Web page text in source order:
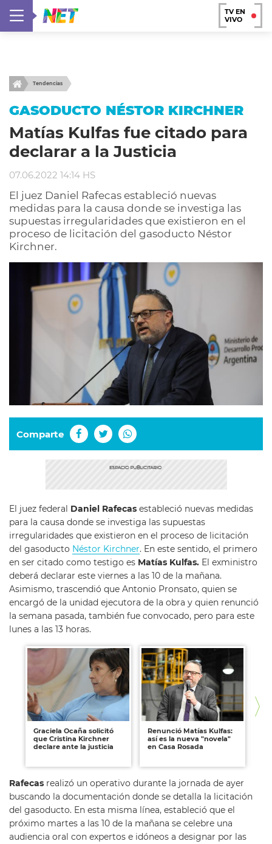
TV EN
VIVO
Tendencias
GASODUCTO NÉSTOR KIRCHNER
Matías Kulfas fue citado para
declarar a la Justicia
07.06.2022 14:14 HS
El juez Daniel Rafecas estableció nuevas
medidas para la causa donde se investiga las
supuestas irregularidades que existieron en el
proceso de licitación del gasoducto Néstor
Kirchner.
Comparte
El juez federal Daniel Rafecas estableció nuevas medidas
para la causa donde se investiga las supuestas
irregularidades que existieron en el proceso de licitación
del gasoducto Néstor Kirchner. En este sentido, el primero
en ser citado como testigo es Matías Kulfas. El exministro
deberá declarar este viernes a las 10 de la mañana.
Asimismo, trascendió que Antonio Pronsato, quien se
encargó de la unidad ejecutora de la obra y quien renunció
la semana pasada, también fue convocado, pero para este
lunes a las 13 horas.
Graciela Ocaña solicitó
que Cristina Kirchner
declare ante la justicia
Renunció Matías Kulfas:
así es la nueva "novela"
en Casa Rosada
Rafecas realizó un operativo durante la jornada de ayer
buscando la documentación donde se detalla la licitación
del gasoducto. En esta misma línea, estableció que el
próximo martes a las 10 de la mañana se celebre una
audiencia oral con expertos e idóneos a designar por las